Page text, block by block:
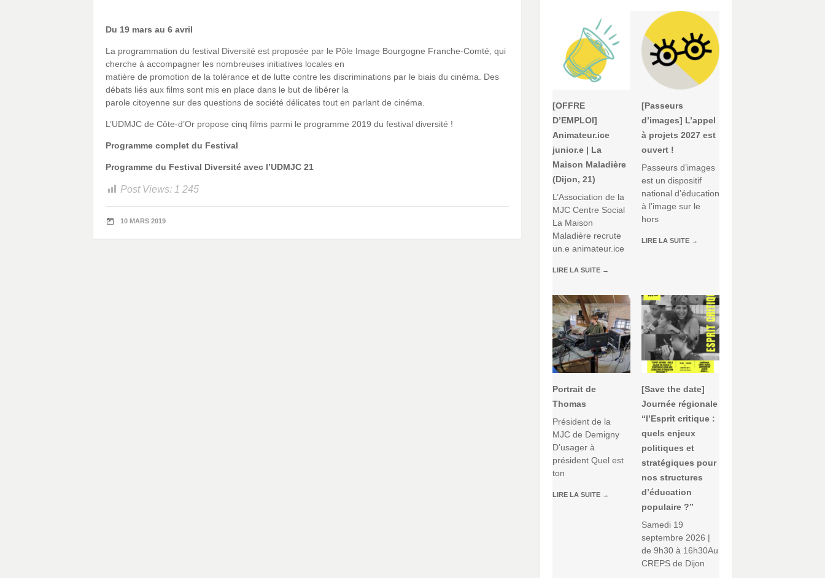
Du 19 mars au 6 avril
La programmation du festival Diversité est proposée par le Pôle Image Bourgogne Franche-Comté, qui
cherche à accompagner les nombreuses initiatives locales en
matière de promotion de la tolérance et de lutte contre les discriminations par le biais du cinéma. Des
débats liés aux films sont mis en place dans le but de libérer la
parole citoyenne sur des questions de société délicates tout en parlant de cinéma.
L’UDMJC de Côte-d’Or propose cinq films parmi le programme 2019 du festival diversité !
Programme complet du Festival
Programme du Festival Diversité avec l’UDMJC 21
Post Views: 1 245
10 MARS 2019
[OFFRE
D’EMPLOI]
Animateur.ice
junior.e | La
Maison Maladière
(Dijon, 21)
L’Association de la
MJC Centre Social
La Maison
Maladière recrute
un.e animateur.ice
LIRE LA SUITE →
[Passeurs
d’images] L’appel
à projets 2027 est
ouvert !
Passeurs d’images
est un dispositif
national d’éducation
à l’image sur le
hors
LIRE LA SUITE →
Portrait de
Thomas
Président de la
MJC de Demigny
D’usager à
président Quel est
ton
LIRE LA SUITE →
[Save the date]
Journée régionale
“l’Esprit critique :
quels enjeux
politiques et
stratégiques pour
nos structures
d’éducation
populaire ?”
Samedi 19
septembre 2026 |
de 9h30 à 16h30Au
CREPS de Dijon